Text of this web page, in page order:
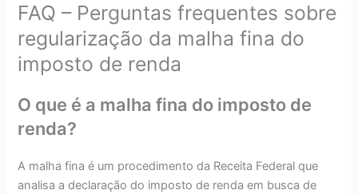
FAQ – Perguntas frequentes sobre
regularização da malha fina do
imposto de renda
O que é a malha fina do imposto de
renda?
A malha fina é um procedimento da Receita Federal que
analisa a declaração do imposto de renda em busca de